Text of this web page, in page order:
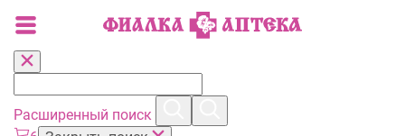
Расширенный поиск